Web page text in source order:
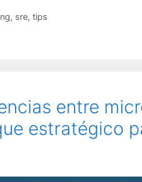
, sre, tips
entre
estratégico